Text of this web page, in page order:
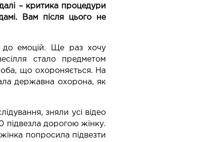
– критика процедури
Вам після цього не
до емоцій. Ще раз хочу
стало предметом
що охороняється. На
державна охорона, як
зняли усі відео
підвезла дорогою жінку.
попросила підвезти